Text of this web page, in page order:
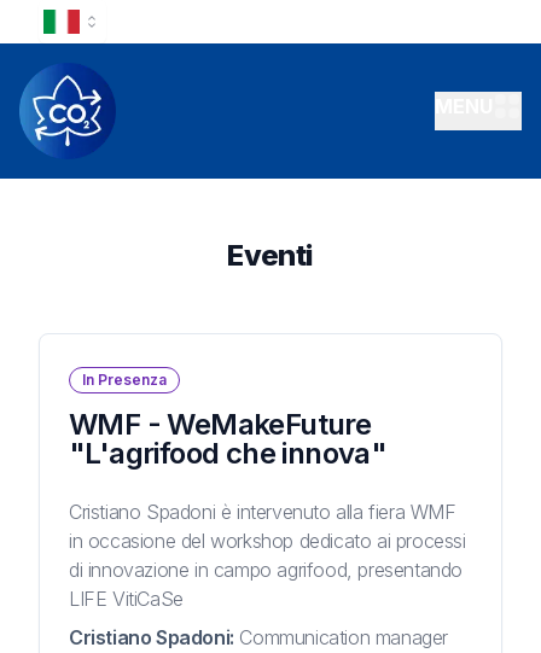
Eventi
In Presenza
WMF - WeMakeFuture
"L'agrifood che innova"
Cristiano Spadoni è intervenuto alla fiera WMF
in occasione del workshop dedicato ai processi
di innovazione in campo agrifood, presentando
LIFE VitiCaSe
Cristiano Spadoni: Communication manager